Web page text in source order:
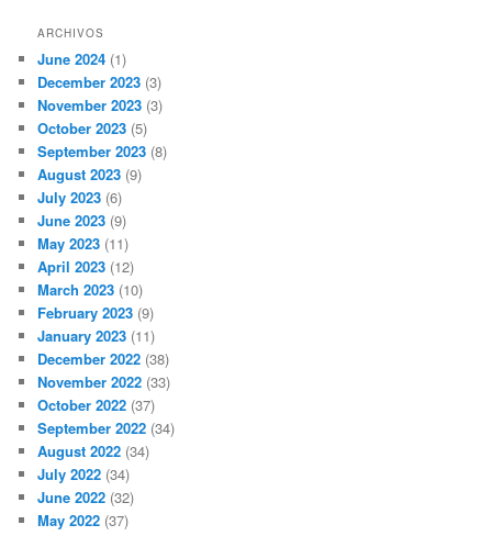
ARCHIVOS
June 2024 (1)
December 2023 (3)
November 2023 (3)
October 2023 (5)
September 2023 (8)
August 2023 (9)
July 2023 (6)
June 2023 (9)
May 2023 (11)
April 2023 (12)
March 2023 (10)
February 2023 (9)
January 2023 (11)
December 2022 (38)
November 2022 (33)
October 2022 (37)
September 2022 (34)
August 2022 (34)
July 2022 (34)
June 2022 (32)
May 2022 (37)